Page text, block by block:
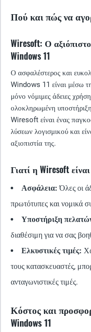
Πού και πώς να
Wiresoft: Ο
Windows 11
Ο ασφαλέστερος και
Windows 11 είναι μέσω
μόνο νόμιμες άδειες
ολοκληρωμένη
Wiresoft είναι ένας
λύσεων λογισμικού και
αξιοπιστία της.
Γιατί η Wiresoft
Ασφάλεια: Όλες οι
πρωτότυπες και νομικά
Υποστήριξη
διαθέσιμη για να σας
Ελκυστικές τιμές:
τους κατασκευαστές,
ανταγωνιστικές τιμές.
Κόστος και
Windows 11